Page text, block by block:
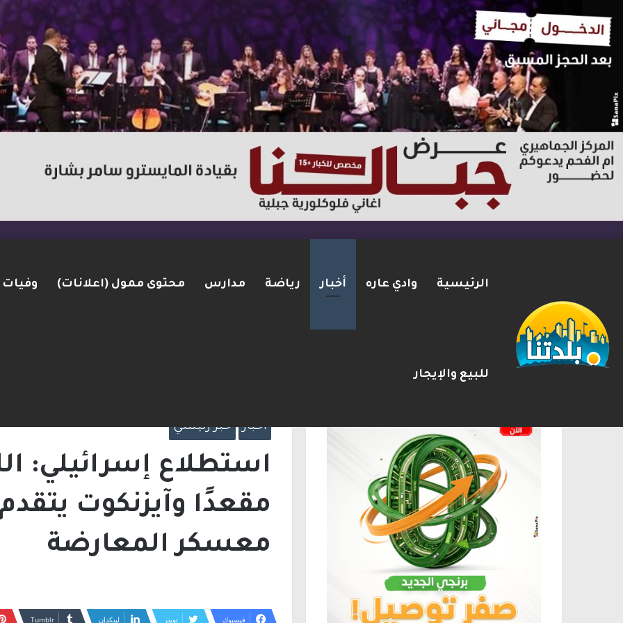
الرئيسية وادي عاره أخبار رياضة مدارس محتوى ممول (اعلانات) وفيات
للبيع والإيجار
ترامب: أشارك شخصيًا في مفاوضات مضيق هرمز.. والاتفاق قد يُنجز قريبًا
أخبار خبر رئيسي
مقعدًا وآيزنكوت
معسكر المعارضة
فيسبوك تويتر لينكدإن
الإعلانات